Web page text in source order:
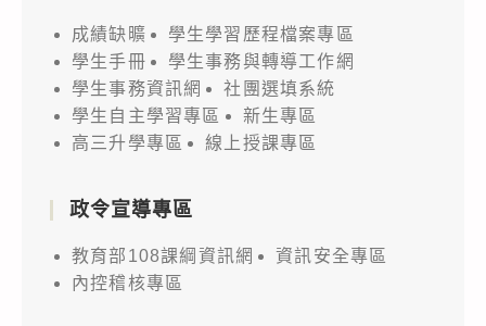
成績缺曠
學生學習歷程檔案專區
學生手冊
學生事務與轉導工作網
學生事務資訊網
社團選填系統
學生自主學習專區
新生專區
高三升學專區
線上授課專區
政令宣導專區
教育部108課綱資訊網
資訊安全專區
內控稽核專區